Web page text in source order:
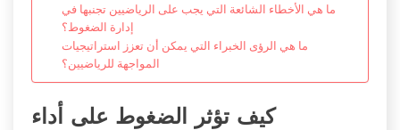
ما هي الأخطاء الشائعة التي يجب على الرياضيين تجنبها في
إدارة الضغوط؟
ما هي الرؤى الخبراء التي يمكن أن تعزز استراتيجيات
المواجهة للرياضيين؟
كيف تؤثر الضغوط على أداء